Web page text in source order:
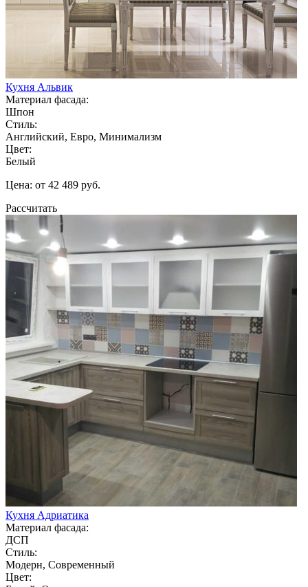
Кухня Альвик
Материал фасада:
Шпон
Стиль:
Английский, Евро, Минимализм
Цвет:
Белый
Цена: от 42 489 руб.
Рассчитать
Кухня Адриатика
Материал фасада:
ДСП
Стиль:
Модерн, Современный
Цвет: